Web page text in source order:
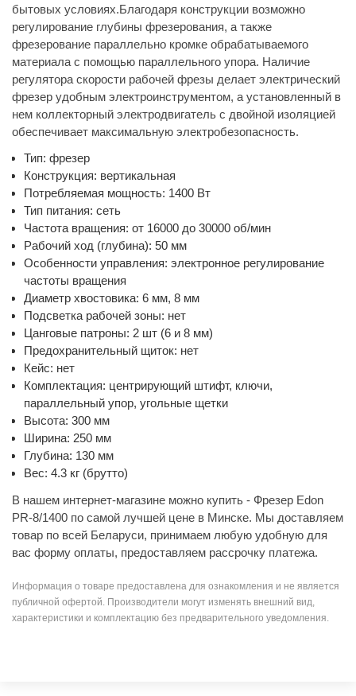
бытовых условиях.Благодаря конструкции возможно
регулирование глубины фрезерования, а также
фрезерование параллельно кромке обрабатываемого
материала с помощью параллельного упора. Наличие
регулятора скорости рабочей фрезы делает электрический
фрезер удобным электроинструментом, а установленный в
нем коллекторный электродвигатель с двойной изоляцией
обеспечивает максимальную электробезопасность.
Тип: фрезер
Конструкция: вертикальная
Потребляемая мощность: 1400 Вт
Тип питания: сеть
Частота вращения: от 16000 до 30000 об/мин
Рабочий ход (глубина): 50 мм
Особенности управления: электронное регулирование
частоты вращения
Диаметр хвостовика: 6 мм, 8 мм
Подсветка рабочей зоны: нет
Цанговые патроны: 2 шт (6 и 8 мм)
Предохранительный щиток: нет
Кейс: нет
Комплектация: центрирующий штифт, ключи,
параллельный упор, угольные щетки
Высота: 300 мм
Ширина: 250 мм
Глубина: 130 мм
Вес: 4.3 кг (брутто)
В нашем интернет-магазине можно купить - Фрезер Edon
PR-8/1400 по самой лучшей цене в Минске. Мы доставляем
товар по всей Беларуси, принимаем любую удобную для
вас форму оплаты, предоставляем рассрочку платежа.
Информация о товаре предоставлена для ознакомления и не является
публичной офертой. Производители могут изменять внешний вид,
характеристики и комплектацию без предварительного уведомления.